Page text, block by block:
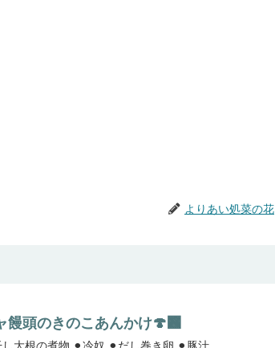
よりあい処菜の花
饅頭のきのこあんかけ🍄‍🟫